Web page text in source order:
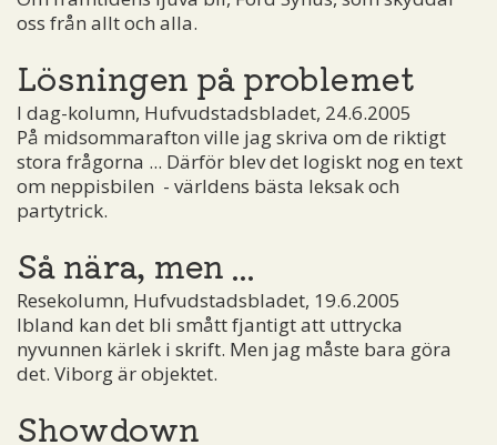
oss från allt och alla.
Lösningen på problemet
I dag-kolumn, Hufvudstadsbladet, 24.6.2005
På midsommarafton ville jag skriva om de riktigt
stora frågorna ... Därför blev det logiskt nog en text
om neppisbilen ­ - världens bästa leksak och
partytrick.
Så nära, men ...
Resekolumn, Hufvudstadsbladet, 19.6.2005
Ibland kan det bli smått fjantigt att uttrycka
nyvunnen kärlek i skrift. Men jag måste bara göra
det. Viborg är objektet.
Showdown